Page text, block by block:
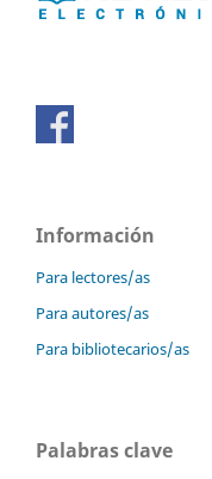
Información
Para lectores/as
Para autores/as
Para bibliotecarios/as
Palabras clave